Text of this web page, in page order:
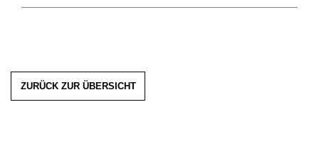
ZURÜCK ZUR ÜBERSICHT